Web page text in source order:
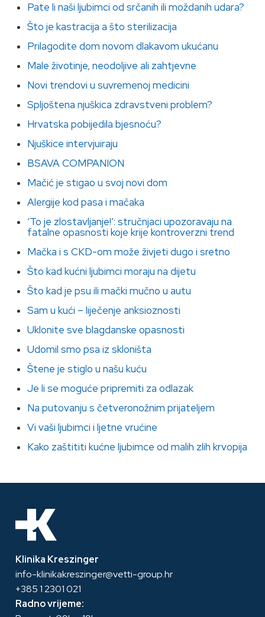
Pate li naši ljubimci od srčanih ili moždanih udara?
Što je kastracija a što sterilizacija
Prilagodite dom novom dlakavom ukućanu
Male životinje, neodoljive ali zahtjevne
Novi trendovi u suvremenoj medicini
Spljoštena njuškica zdravstveni problem?
Hrvatska pobijedila bjesnoću?
Njuškice intervjuiraju
BSAVA COMPANION
Mačić je stigao u svoj novi dom
Alergije kod pasa i mačaka
‘To je zlostavljanje!’: stručnjaci upozoravaju na
fatalne opasnosti koje krije kontroverzni trend
Mačka i s CKD-om može živjeti dugo i sretno
Što kad kućni ljubimci moraju na dijetu
Što kad je psu ili mački mučno u autu
Sam u kući – liječenje anksioznosti
Uklonite sve blagdanske opasnosti
Udomil smo psa iz skloništa
Štene je stiglo u našu kuću
Je li se moguće pripremiti za odlazak
Na putovanju s četveronožnim prijateljem
Vi vaši ljubimci i ljetne vrućine
Kako zaštititi kućne ljubimce od malih zlih krvopija
Klinika Kreszinger
info-klinikakreszinger@vetti-group.hr
+385 1 2301 021
Radno vrijeme: